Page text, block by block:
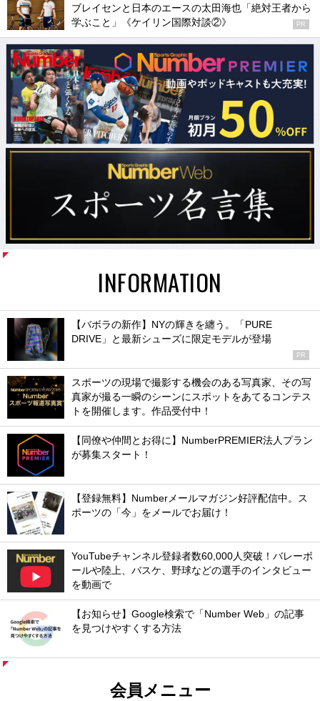
ブレイセンと日本のエースの太田海也「絶対王者から
学ぶこと」《ケイリン国際対談②》
PR
INFORMATION
【バボラの新作】NYの輝きを纏う。「PURE
DRIVE」と最新シューズに限定モデルが登場
PR
スポーツの現場で撮影する機会のある写真家、その写
真家が撮る一瞬のシーンにスポットをあてるコンテス
トを開催します。作品受付中！
【同僚や仲間とお得に】NumberPREMIER法人プラン
が募集スタート！
【登録無料】Numberメールマガジン好評配信中。ス
ポーツの「今」をメールでお届け！
YouTubeチャンネル登録者数60,000人突破！バレーボ
ールや陸上、バスケ、野球などの選手のインタビュー
を動画で
【お知らせ】Google検索で「Number Web」の記事
を見つけやすくする方法
会員メニュー